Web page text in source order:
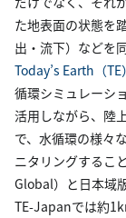
た地表面の状態を
出・流下）などを
Today’s Earth（TE）
循環シミュレーシ
活用しながら、陸
で、水循環の様々
ニタリングするこ
Global）と日本域
TE-Japanでは約